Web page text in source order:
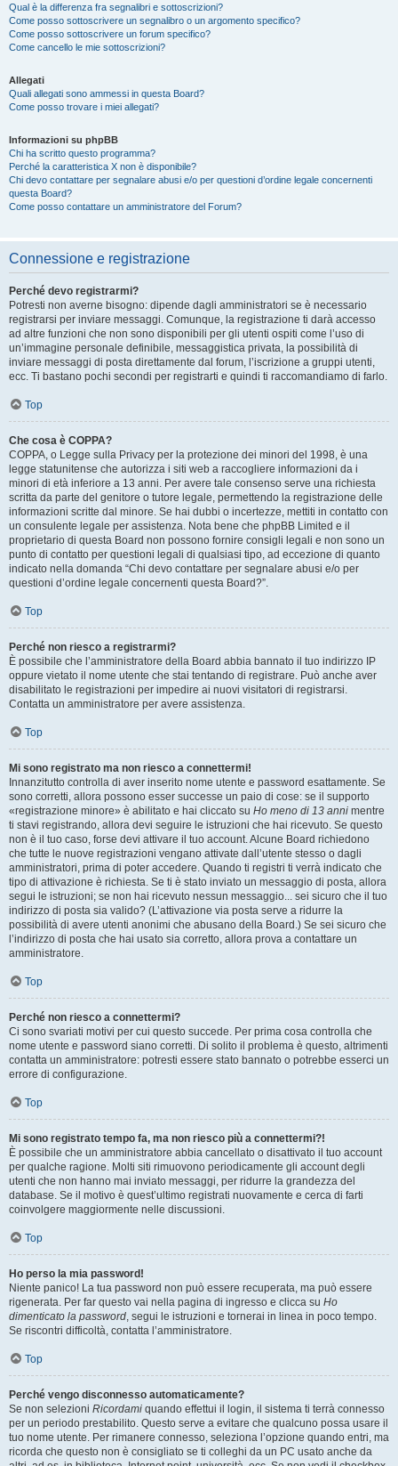
Qual è la differenza fra segnalibri e sottoscrizioni?
Come posso sottoscrivere un segnalibro o un argomento specifico?
Come posso sottoscrivere un forum specifico?
Come cancello le mie sottoscrizioni?
Allegati
Quali allegati sono ammessi in questa Board?
Come posso trovare i miei allegati?
Informazioni su phpBB
Chi ha scritto questo programma?
Perché la caratteristica X non è disponibile?
Chi devo contattare per segnalare abusi e/o per questioni d’ordine legale concernenti
questa Board?
Come posso contattare un amministratore del Forum?
Connessione e registrazione
Perché devo registrarmi?
Potresti non averne bisogno: dipende dagli amministratori se è necessario
registrarsi per inviare messaggi. Comunque, la registrazione ti darà accesso
ad altre funzioni che non sono disponibili per gli utenti ospiti come l’uso di
un’immagine personale definibile, messaggistica privata, la possibilità di
inviare messaggi di posta direttamente dal forum, l’iscrizione a gruppi utenti,
ecc. Ti bastano pochi secondi per registrarti e quindi ti raccomandiamo di farlo.
Top
Che cosa è COPPA?
COPPA, o Legge sulla Privacy per la protezione dei minori del 1998, è una
legge statunitense che autorizza i siti web a raccogliere informazioni da i
minori di età inferiore a 13 anni. Per avere tale consenso serve una richiesta
scritta da parte del genitore o tutore legale, permettendo la registrazione delle
informazioni scritte dal minore. Se hai dubbi o incertezze, mettiti in contatto con
un consulente legale per assistenza. Nota bene che phpBB Limited e il
proprietario di questa Board non possono fornire consigli legali e non sono un
punto di contatto per questioni legali di qualsiasi tipo, ad eccezione di quanto
indicato nella domanda “Chi devo contattare per segnalare abusi e/o per
questioni d’ordine legale concernenti questa Board?”.
Top
Perché non riesco a registrarmi?
È possibile che l’amministratore della Board abbia bannato il tuo indirizzo IP
oppure vietato il nome utente che stai tentando di registrare. Può anche aver
disabilitato le registrazioni per impedire ai nuovi visitatori di registrarsi.
Contatta un amministratore per avere assistenza.
Top
Mi sono registrato ma non riesco a connettermi!
Innanzitutto controlla di aver inserito nome utente e password esattamente. Se
sono corretti, allora possono esser successe un paio di cose: se il supporto
«registrazione minore» è abilitato e hai cliccato su Ho meno di 13 anni mentre
ti stavi registrando, allora devi seguire le istruzioni che hai ricevuto. Se questo
non è il tuo caso, forse devi attivare il tuo account. Alcune Board richiedono
che tutte le nuove registrazioni vengano attivate dall’utente stesso o dagli
amministratori, prima di poter accedere. Quando ti registri ti verrà indicato che
tipo di attivazione è richiesta. Se ti è stato inviato un messaggio di posta, allora
segui le istruzioni; se non hai ricevuto nessun messaggio... sei sicuro che il tuo
indirizzo di posta sia valido? (L’attivazione via posta serve a ridurre la
possibilità di avere utenti anonimi che abusano della Board.) Se sei sicuro che
l’indirizzo di posta che hai usato sia corretto, allora prova a contattare un
amministratore.
Top
Perché non riesco a connettermi?
Ci sono svariati motivi per cui questo succede. Per prima cosa controlla che
nome utente e password siano corretti. Di solito il problema è questo, altrimenti
contatta un amministratore: potresti essere stato bannato o potrebbe esserci un
errore di configurazione.
Top
Mi sono registrato tempo fa, ma non riesco più a connettermi?!
È possibile che un amministratore abbia cancellato o disattivato il tuo account
per qualche ragione. Molti siti rimuovono periodicamente gli account degli
utenti che non hanno mai inviato messaggi, per ridurre la grandezza del
database. Se il motivo è quest’ultimo registrati nuovamente e cerca di farti
coinvolgere maggiormente nelle discussioni.
Top
Ho perso la mia password!
Niente panico! La tua password non può essere recuperata, ma può essere
rigenerata. Per far questo vai nella pagina di ingresso e clicca su Ho
dimenticato la password, segui le istruzioni e tornerai in linea in poco tempo.
Se riscontri difficoltà, contatta l’amministratore.
Top
Perché vengo disconnesso automaticamente?
Se non selezioni Ricordami quando effettui il login, il sistema ti terrà connesso
per un periodo prestabilito. Questo serve a evitare che qualcuno possa usare il
tuo nome utente. Per rimanere connesso, seleziona l’opzione quando entri, ma
ricorda che questo non è consigliato se ti colleghi da un PC usato anche da